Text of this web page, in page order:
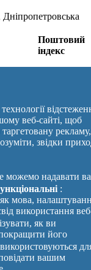
2026.
Поштовий
індекс
Зворотній
зв'язок
Україна
Увійти|
Вихід
веб-сайті, щоб
рекламу,
звідки
можемо надавати
:
як мова,
використання
як ви
його
вашим